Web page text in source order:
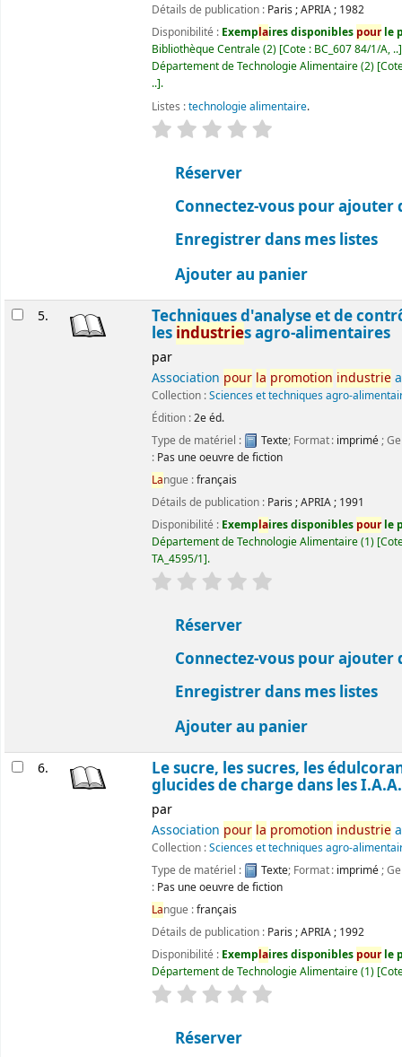
Détails de publication : Paris ;APRIA; 1982
Disponibilité : Exemplaires disponibles pourle
Bibliothèque Centrale(2) Cote : BC_607 84/1/A, ..
Département de Technologie Alimentaire(2)
.. .
Listes :technologie alimentaire.
évaluation
Réserver
Connectez-vous pour ajouter
Enregistrer dans mes listes
Ajouter au panier
5. Techniques d'analyse et de
les industries agro-alimentaires
par
Association pour la promotion industrie
Collection :Sciences et techniques agro-
Édition :2e éd.
Type de matériel :
Texte; Format : imprimé;
: Pas une oeuvre de fiction
Langue :français
Détails de publication : Paris ;APRIA; 1991
Disponibilité : Exemplaires disponibles pourle
Département de Technologie Alimentaire(1)
TA_4595/1 .
évaluation
Réserver
Connectez-vous pour ajouter
Enregistrer dans mes listes
Ajouter au panier
6. Le sucre, les sucres, les
glucides de charge dans les I.A.A.
par
Association pour la promotion industrie
Collection :Sciences et techniques agro-
Type de matériel :
Texte; Format : imprimé;
: Pas une oeuvre de fiction
Langue :français
Détails de publication : Paris ;APRIA; 1992
Disponibilité : Exemplaires disponibles pourle
Département de Technologie Alimentaire(1)
évaluation
Réserver